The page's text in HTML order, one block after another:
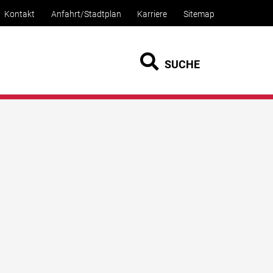
Kontakt Anfahrt/Stadtplan Karriere Sitemap
SUCHE